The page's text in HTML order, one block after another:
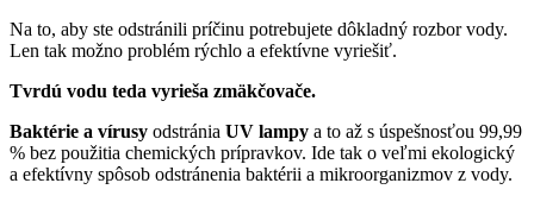
Na to, aby ste odstránili príčinu potrebujete dôkladný rozbor vody.
Len tak možno problém rýchlo a efektívne vyriešiť.
Tvrdú vodu teda vyrieša zmäkčovače.
Baktérie a vírusy odstránia UV lampy a to až s úspešnosťou 99,99
% bez použitia chemických prípravkov. Ide tak o veľmi ekologický
a efektívny spôsob odstránenia baktérii a mikroorganizmov z vody.